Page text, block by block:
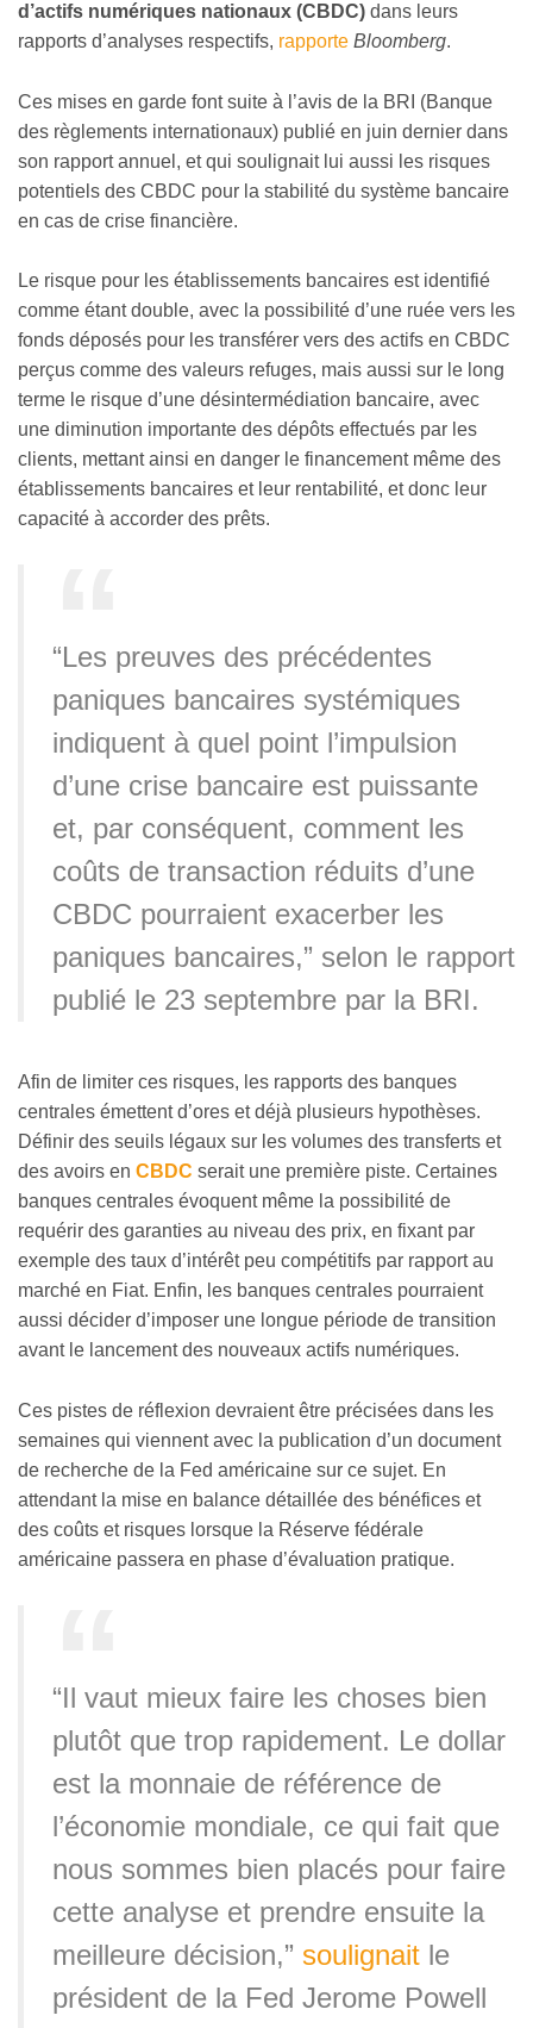
d’actifs numériques nationaux (CBDC) dans leurs
rapports d’analyses respectifs, rapporte Bloomberg.
Ces mises en garde font suite à l’avis de la BRI (Banque
des règlements internationaux) publié en juin dernier dans
son rapport annuel, et qui soulignait lui aussi les risques
potentiels des CBDC pour la stabilité du système bancaire
en cas de crise financière.
Le risque pour les établissements bancaires est identifié
comme étant double, avec la possibilité d’une ruée vers les
fonds déposés pour les transférer vers des actifs en CBDC
perçus comme des valeurs refuges, mais aussi sur le long
terme le risque d’une désintermédiation bancaire, avec
une diminution importante des dépôts effectués par les
clients, mettant ainsi en danger le financement même des
établissements bancaires et leur rentabilité, et donc leur
capacité à accorder des prêts.
“Les preuves des précédentes
paniques bancaires systémiques
indiquent à quel point l’impulsion
d’une crise bancaire est puissante
et, par conséquent, comment les
coûts de transaction réduits d’une
CBDC pourraient exacerber les
paniques bancaires,” selon le rapport
publié le 23 septembre par la BRI.
Afin de limiter ces risques, les rapports des banques
centrales émettent d’ores et déjà plusieurs hypothèses.
Définir des seuils légaux sur les volumes des transferts et
des avoirs en CBDC serait une première piste. Certaines
banques centrales évoquent même la possibilité de
requérir des garanties au niveau des prix, en fixant par
exemple des taux d’intérêt peu compétitifs par rapport au
marché en Fiat. Enfin, les banques centrales pourraient
aussi décider d’imposer une longue période de transition
avant le lancement des nouveaux actifs numériques.
Ces pistes de réflexion devraient être précisées dans les
semaines qui viennent avec la publication d’un document
de recherche de la Fed américaine sur ce sujet. En
attendant la mise en balance détaillée des bénéfices et
des coûts et risques lorsque la Réserve fédérale
américaine passera en phase d’évaluation pratique.
“Il vaut mieux faire les choses bien
plutôt que trop rapidement. Le dollar
est la monnaie de référence de
l’économie mondiale, ce qui fait que
nous sommes bien placés pour faire
cette analyse et prendre ensuite la
meilleure décision,” soulignait le
président de la Fed Jerome Powell